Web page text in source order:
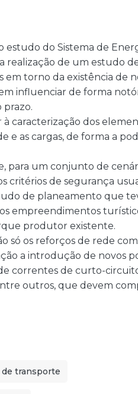
do Sistema de
realização de um estudo
torno da existência de
influenciar de forma
à caracterização dos
e as cargas, de forma a
para um conjunto de
critérios de segurança
de planeamento que
empreendimentos
produtor existente.
só os reforços de rede
a introdução de novos
correntes de curto-
outros, que devem
de transporte